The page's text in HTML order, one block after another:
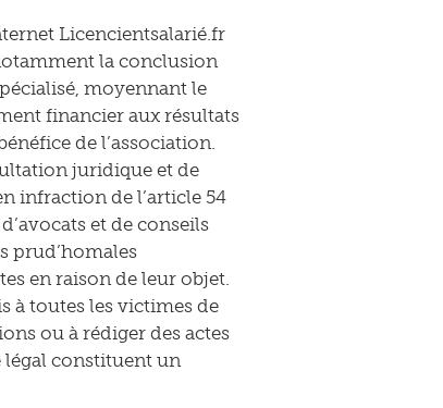
Licencientsalarié.fr
la conclusion
moyennant le
financier aux résultats
de l’association.
juridique et de
infraction de l’article 54
et de conseils
prud’homales
en raison de leur objet.
à toutes les victimes de
ou à rédiger des actes
légal constituent un